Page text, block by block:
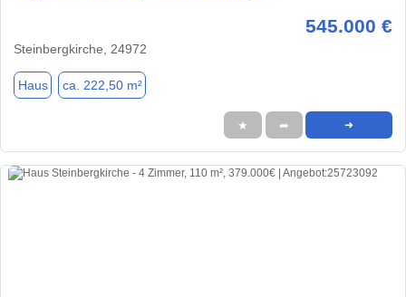
545.000 €
Steinbergkirche, 24972
Haus ca. 222,50 m²
★ ➦ ➜